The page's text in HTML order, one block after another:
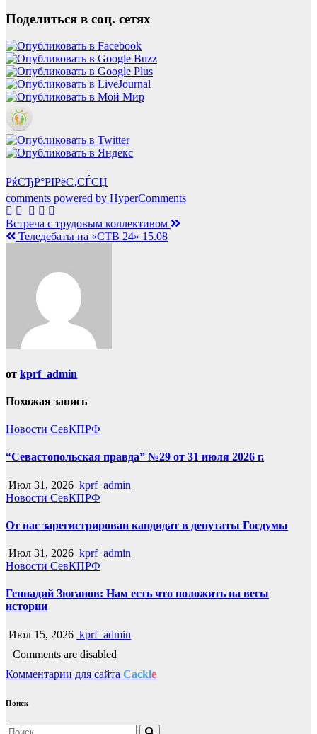
Поделиться в соц. сетях
РќСЂР°РІРёС‚СЃСЏ
comments powered by HyperComments
Навигация
по
Встреча с трудовым коллективом
Теледебаты на «СТВ 24» 15.08
от kprf_admin
Похожая запись
Новости СевКПРФ
“Севастопольская правда” №29 от 31 июля 2026 г.
Июл 31, 2026 kprf_admin
Новости СевКПРФ
От нас зарегистрирован кандидат в депутаты Госдумы
Июл 31, 2026 kprf_admin
Новости СевКПРФ
Геннадий Зюганов: Нам есть что положить на весы
истории
Июл 15, 2026 kprf_admin
Comments are disabled
Комментарии для сайта Cackle
Поиск